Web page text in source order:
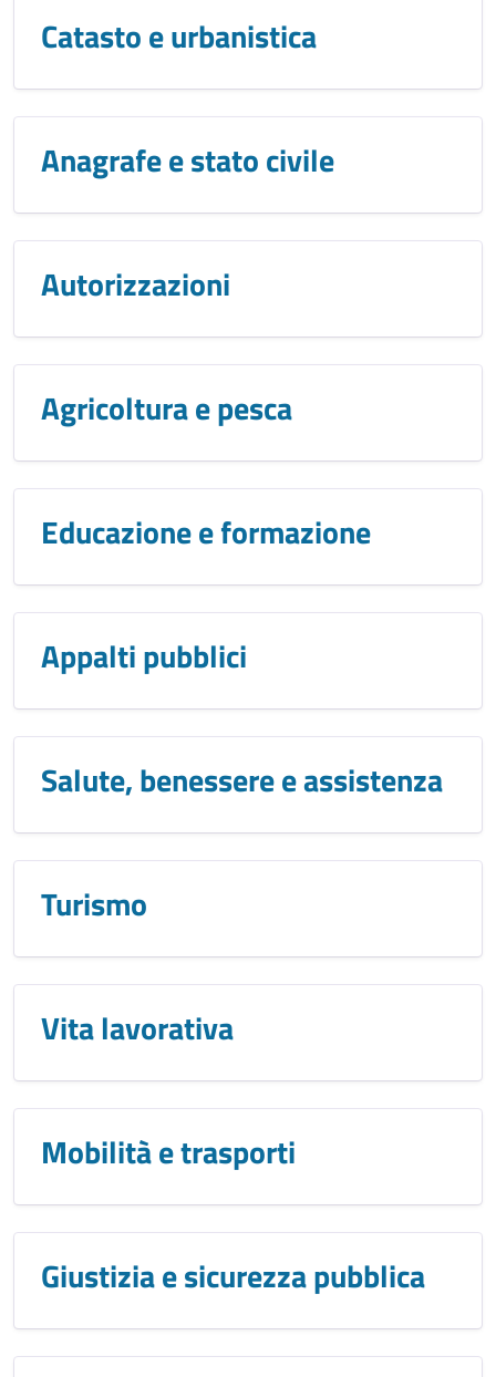
Catasto e urbanistica
Anagrafe e stato civile
Autorizzazioni
Agricoltura e pesca
Educazione e formazione
Appalti pubblici
Salute, benessere e assistenza
Turismo
Vita lavorativa
Mobilità e trasporti
Giustizia e sicurezza pubblica